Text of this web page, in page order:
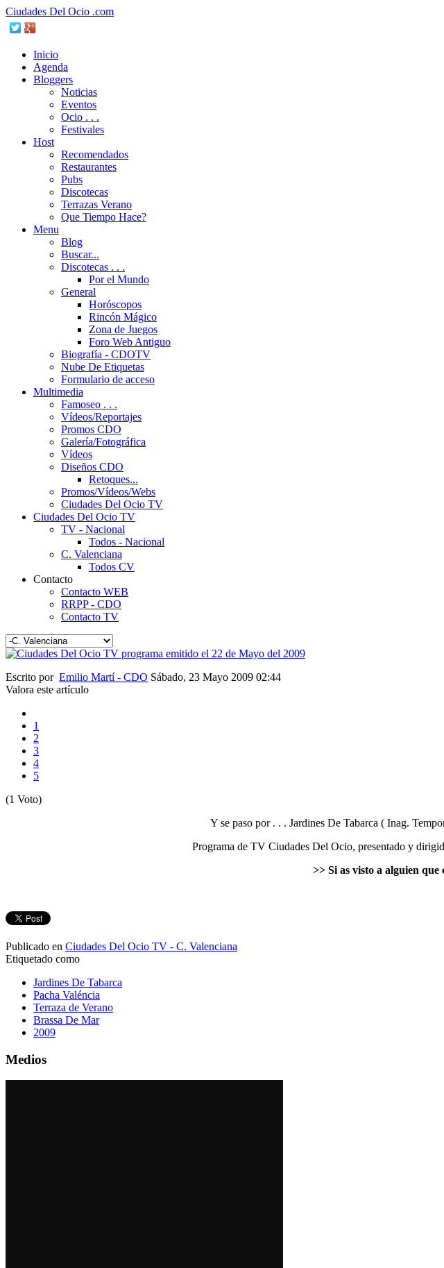
Ciudades Del Ocio .com
Inicio
Agenda
Bloggers
Noticias
Eventos
Ocio . . .
Festivales
Host
Recomendados
Restaurantes
Pubs
Discotecas
Terrazas Verano
Que Tiempo Hace?
Menu
Blog
Buscar...
Discotecas . . .
Por el Mundo
General
Horóscopos
Rincón Mágico
Zona de Juegos
Foro Web Antiguo
Biografía - CDOTV
Nube De Etiquetas
Formulario de acceso
Multimedia
Famoseo . . .
Vídeos/Reportajes
Promos CDO
Galería/Fotográfica
Vídeos
Diseños CDO
Retoques...
Promos/Vídeos/Webs
Ciudades Del Ocio TV
Ciudades Del Ocio TV
TV - Nacional
Todos - Nacional
C. Valenciana
Todos CV
Contacto
Contacto WEB
RRPP - CDO
Contacto TV
Escrito por Emilio Martí - CDO Sábado, 23 Mayo 2009 02:44
Valora este artículo
1
2
3
4
5
(1 Voto)
Y se paso por . . . Jardines De Tabarca ( Inag.
Programa de TV Ciudades Del Ocio, presentado y
>> Si as visto a alguien que
Publicado en Ciudades Del Ocio TV - C. Valenciana
Etiquetado como
Jardines De Tabarca
Pacha Valéncia
Terraza de Verano
Brassa De Mar
2009
Medios